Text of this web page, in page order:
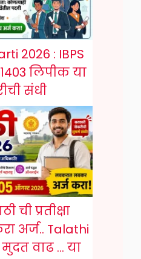
2026 : IBPS
लिपीक या
संधी
ची प्रतीक्षा
अर्ज.. Talathi
वाढ … या